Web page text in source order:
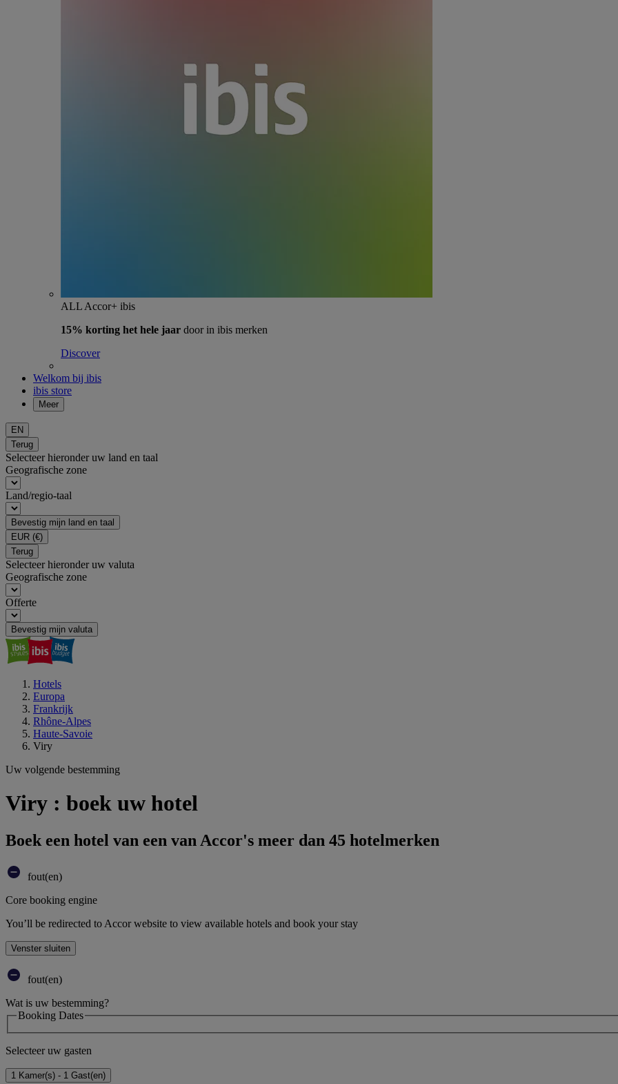
ALL Accor+ ibis
15% korting het hele jaar door in ibis merken
Discover
Welkom bij ibis
ibis store
Meer
EN
Terug
Selecteer hieronder uw land en taal
Geografische zone
Land/regio-taal
Bevestig mijn land en taal
EUR (€)
Terug
Selecteer hieronder uw valuta
Geografische zone
Offerte
Bevestig mijn valuta
Hotels
Europa
Frankrijk
Rhône-Alpes
Haute-Savoie
Viry
Uw volgende bestemming
Viry : boek uw hotel
Boek een hotel van een van Accor's meer dan 45 hotelmerken
fout(en)
Core booking engine
You’ll be redirected to Accor website to view available hotels and book your stay
Venster sluiten
fout(en)
Wat is uw bestemming?
Booking Dates
Selecteer uw gasten
1 Kamer(s) - 1 Gast(en)